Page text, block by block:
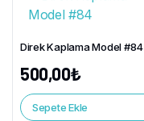
Direk Kaplama Model #84
500,00₺
Sepete Ekle